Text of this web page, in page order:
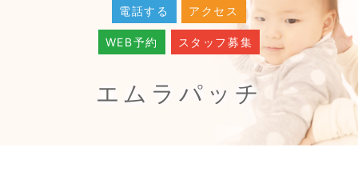
電話する アクセス
WEB予約 スタッフ募集
エムラパッチ